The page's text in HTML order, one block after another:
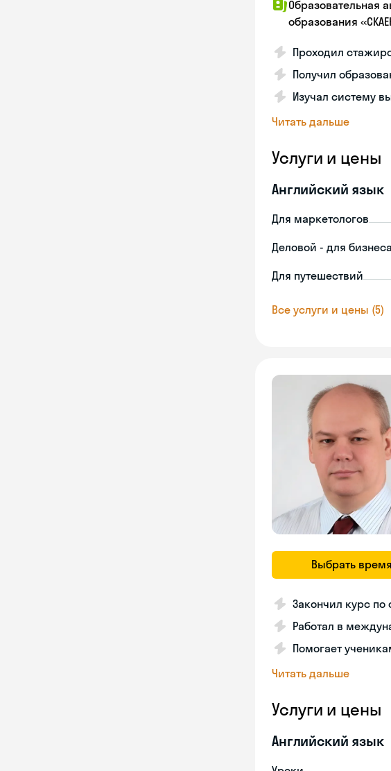
Образовательная
образования
Проходил
Получил
Изучал систему
Читать дальше
Услуги и цены
Английский язык
Для маркетологов
Деловой - для бизнеса
Для путешествий
Все услуги и цены (5)
Выбрать время
Закончил курс по
Работал в
Помогает
Читать дальше
Услуги и цены
Английский язык